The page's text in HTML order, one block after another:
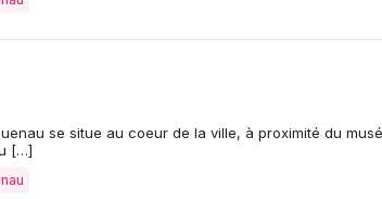
se situe au coeur de la ville, à proximité du
[…]